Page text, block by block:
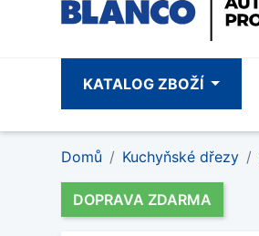
KATALOG ZBOŽÍ
Domů Kuchyňské dřezy
DOPRAVA ZDARMA